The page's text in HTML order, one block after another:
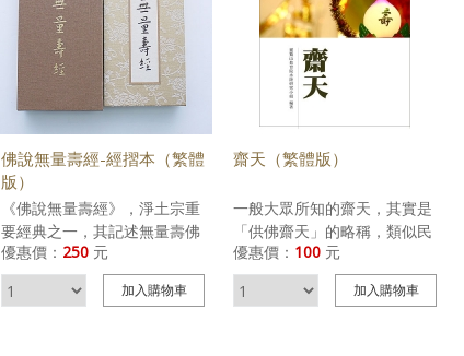
佛說無量壽經-經摺本（繁體
版）
《佛說無量壽經》，淨土宗重
要經典之一，其記述無量壽佛
所發四十八大願，以及臨終念
佛法門。無量壽佛即阿彌陀
佛，其曾是一位國王，因為悅
優惠價： 250 元
加入購物車
齋天（繁體版）
一般大眾所知的齋天，其實是
「供佛齋天」的略稱，類似民
間信仰中的「拜天公」。按照
佛教的道理，佛教徒自皈依三
寶之後，理應不再皈依於諸
優惠價： 100 元
加入購物車